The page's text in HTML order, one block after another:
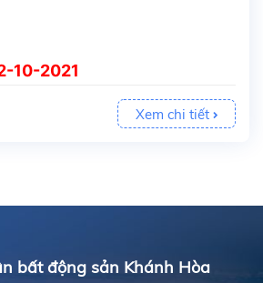
10-2021
Xem chi tiết
bất động sản Khánh Hòa